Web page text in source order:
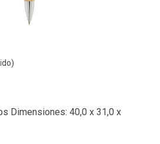
Dimensiones: 40,0 x 31,0 x